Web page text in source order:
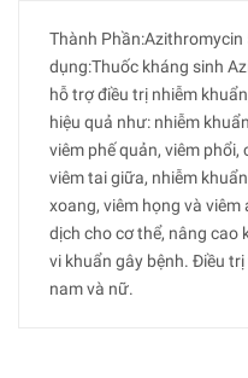
Thành
dụng:Thuốc kháng sinh
hỗ trợ điều trị nhiễm
hiệu quả như: nhiễm
viêm phế quản, viêm phổi,
viêm tai giữa, nhiễm
xoang, viêm họng và
dịch cho cơ thể, nâng cao
vi khuẩn gây bệnh. Điều
nam và nữ.